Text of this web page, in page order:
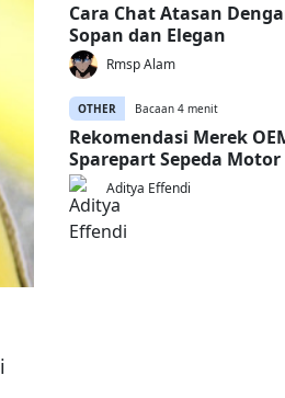
Cara Chat Atasan
Sopan dan Elegan
Rmsp Alam
OTHER Bacaan 4 menit
Rekomendasi Merek
Sparepart Sepeda Motor
Aditya Effendi